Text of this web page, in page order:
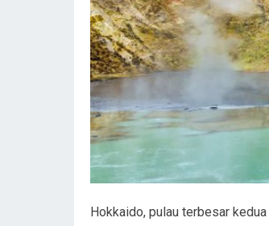
Hokkaido, pulau terbesar